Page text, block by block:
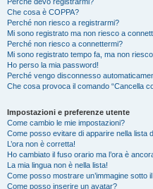
Che cosa è COPPA?
Perché non riesco a registrarmi?
Mi sono registrato ma non riesco a
Perché non riesco a connettermi?
Mi sono registrato tempo fa, ma non
Ho perso la mia password!
Perché vengo disconnesso
Che cosa provoca il comando “Cancella
Impostazioni e preferenze utente
Come cambio le mie impostazioni?
Come posso evitare di apparire nella lista
L’ora non è corretta!
Ho cambiato il fuso orario ma l’ora è
La mia lingua non è nella lista!
Come posso mostrare un’immagine sotto
Come posso inserire un avatar?